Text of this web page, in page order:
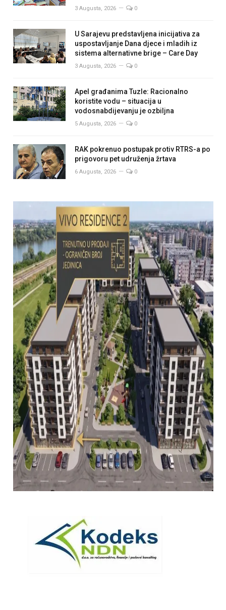
3 Augusta, 2026 0
U Sarajevu predstavljena inicijativa za
uspostavljanje Dana djece i mladih iz
sistema alternativne brige – Care Day
3 Augusta, 2026 0
Apel građanima Tuzle: Racionalno
koristite vodu – situacija u
vodosnabdijevanju je ozbiljna
5 Augusta, 2026 0
RAK pokrenuo postupak protiv RTRS-a po
prigovoru pet udruženja žrtava
6 Augusta, 2026 0